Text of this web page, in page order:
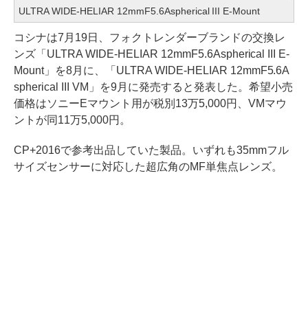
ULTRA WIDE-HELIAR 12mmF5.6Aspherical III E-Mount
コシナは7月19日、フォクトレンダーブランドの交換レ
ンズ「ULTRA WIDE-HELIAR 12mmF5.6Aspherical III E-
Mount」を8月に、「ULTRA WIDE-HELIAR 12mmF5.6A
spherical III VM」を9月に発売すると発表した。希望小売
価格はソニーEマウント用が税別13万5,000円、VMマウ
ントが同11万5,000円。
CP+2016で参考出品していた製品。いずれも35mmフル
サイズセンサーに対応した超広角のMF単焦点レンズ。